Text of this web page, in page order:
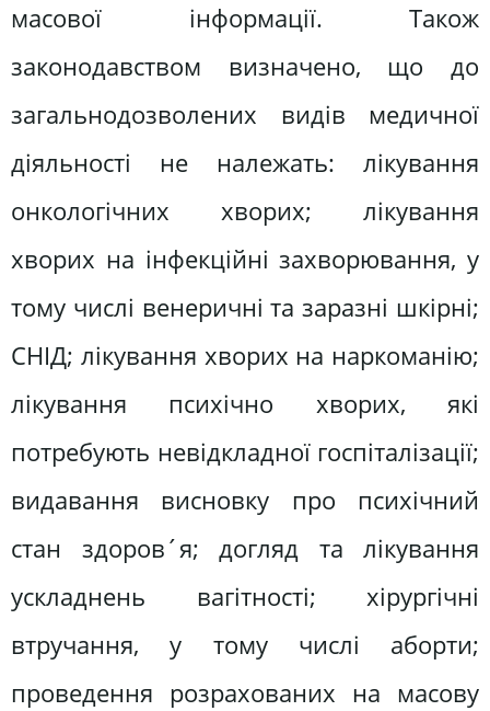
масової інформації. Також
законодавством визначено, що до
загальнодозволених видів медичної
діяльності не належать: лікування
онкологічних хворих; лікування
хворих на інфекційні захворювання, у
тому числі венеричні та заразні шкірні;
СНІД; лікування хворих на наркоманію;
лікування психічно хворих, які
потребують невідкладної госпіталізації;
видавання висновку про психічний
стан здоров´я; догляд та лікування
ускладнень вагітності; хірургічні
втручання, у тому числі аборти;
проведення розрахованих на масову